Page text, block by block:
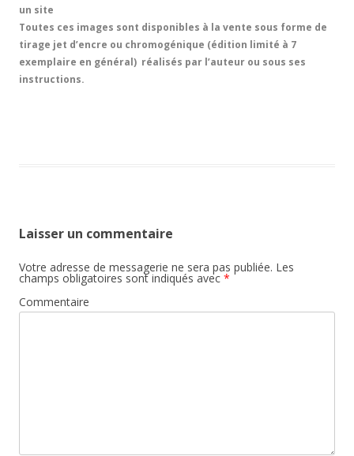
un site
Toutes ces images sont disponibles à la vente sous forme de
tirage jet d’encre ou chromogénique (édition limité à 7
exemplaire en général) réalisés par l’auteur ou sous ses
instructions.
Laisser un commentaire
Votre adresse de messagerie ne sera pas publiée. Les
champs obligatoires sont indiqués avec *
Commentaire